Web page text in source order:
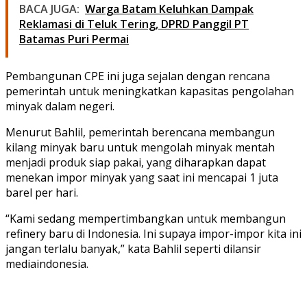
BACA JUGA: Warga Batam Keluhkan Dampak
Reklamasi di Teluk Tering, DPRD Panggil PT
Batamas Puri Permai
Pembangunan CPE ini juga sejalan dengan rencana
pemerintah untuk meningkatkan kapasitas pengolahan
minyak dalam negeri.
Menurut Bahlil, pemerintah berencana membangun
kilang minyak baru untuk mengolah minyak mentah
menjadi produk siap pakai, yang diharapkan dapat
menekan impor minyak yang saat ini mencapai 1 juta
barel per hari.
“Kami sedang mempertimbangkan untuk membangun
refinery baru di Indonesia. Ini supaya impor-impor kita ini
jangan terlalu banyak,” kata Bahlil seperti dilansir
mediaindonesia.